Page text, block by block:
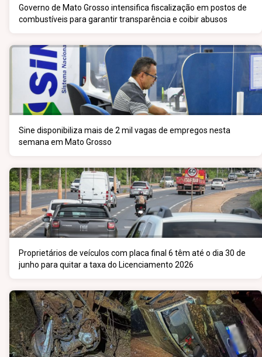
Governo de Mato Grosso intensifica fiscalização em postos de
combustíveis para garantir transparência e coibir abusos
Sine disponibiliza mais de 2 mil vagas de empregos nesta
semana em Mato Grosso
Proprietários de veículos com placa final 6 têm até o dia 30 de
junho para quitar a taxa do Licenciamento 2026